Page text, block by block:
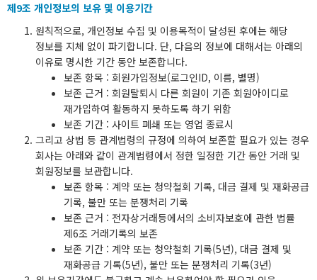
제9조 개인정보의 보유 및 이용기간
원칙적으로, 개인정보 수집 및 이용목적이 달성된 후에는 해당
정보를 지체 없이 파기합니다. 단, 다음의 정보에 대해서는 아래의
이유로 명시한 기간 동안 보존합니다.
보존 항목 : 회원가입정보(로그인ID, 이름, 별명)
보존 근거 : 회원탈퇴시 다른 회원이 기존 회원아이디로
재가입하여 활동하지 못하도록 하기 위함
보존 기간 : 사이트 폐쇄 또는 영업 종료시
그리고 상법 등 관계법령의 규정에 의하여 보존할 필요가 있는 경우
회사는 아래와 같이 관계법령에서 정한 일정한 기간 동안 거래 및
회원정보를 보관합니다.
보존 항목 : 계약 또는 청약철회 기록, 대금 결제 및 재화공급
기록, 불만 또는 분쟁처리 기록
보존 근거 : 전자상거래등에서의 소비자보호에 관한 법률
제6조 거래기록의 보존
보존 기간 : 계약 또는 청약철회 기록(5년), 대금 결제 및
재화공급 기록(5년), 불만 또는 분쟁처리 기록(3년)